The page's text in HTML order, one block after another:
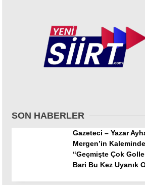
SON HABERLER
Gazeteci – Yazar
Mergen’in
“Geçmişte Çok
Bari Bu Kez Uyanık